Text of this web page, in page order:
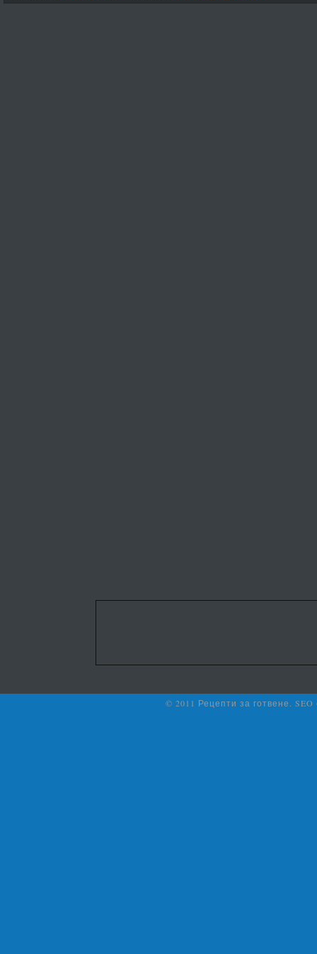
© 2011 Рецепти за готвене.